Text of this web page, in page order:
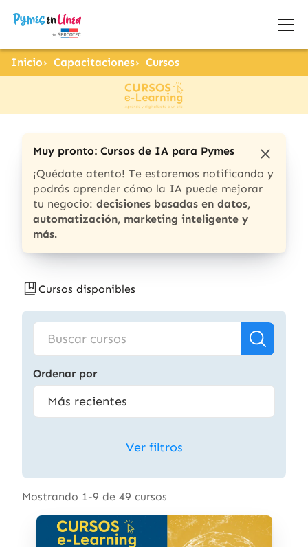
Inicio Capacitaciones Cursos
Muy pronto: Cursos de IA para Pymes
¡Quédate atento! Te estaremos notificando y
podrás aprender cómo la IA puede mejorar
tu negocio: decisiones basadas en datos,
automatización, marketing inteligente y
más.
Cursos disponibles
Ordenar por
Ver filtros
Mostrando 1-9 de 49 cursos